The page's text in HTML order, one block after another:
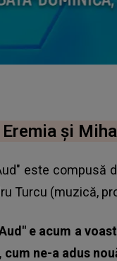
ARTICOLUL
și
este compusă
Turcu (muzică,
e acum a
cum ne-a adus